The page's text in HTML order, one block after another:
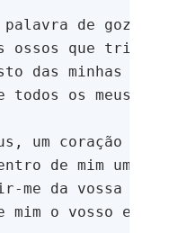
palavra de gozo
ossos que
das minhas
todos os meus
um coração
de mim um
me da vossa
mim o vosso